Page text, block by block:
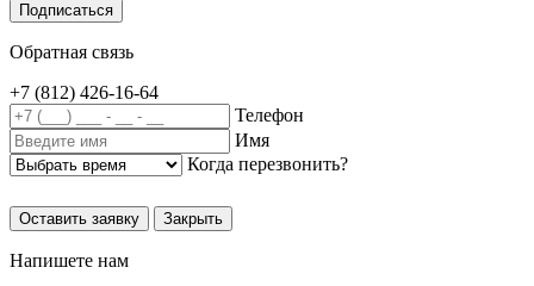
Подписаться
Обратная связь
+7 (812) 426-16-64
Телефон
Имя
Когда перезвонить?
Оставить заявку Закрыть
Напишете нам